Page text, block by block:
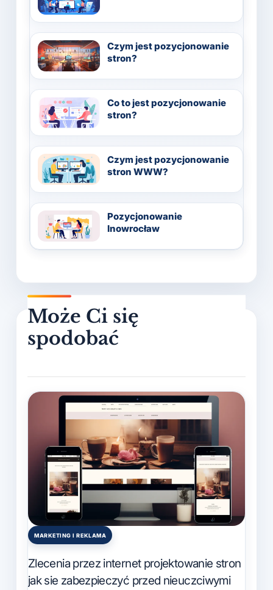
Czym jest pozycjonowanie
stron?
Co to jest pozycjonowanie
stron?
Czym jest pozycjonowanie
stron WWW?
Pozycjonowanie
Inowrocław
Posted
MARKETING I REKLAMA
Zlecenia przez internet projektowanie stron
jak sie zabezpieczyć przed nieuczciwymi